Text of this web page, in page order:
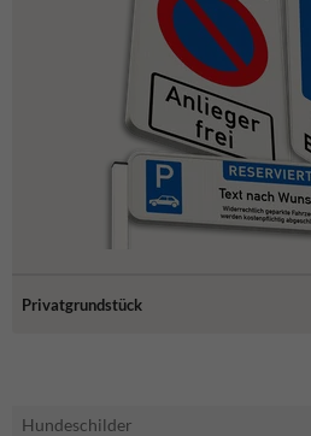
Privatgrundstück
Hundeschilder